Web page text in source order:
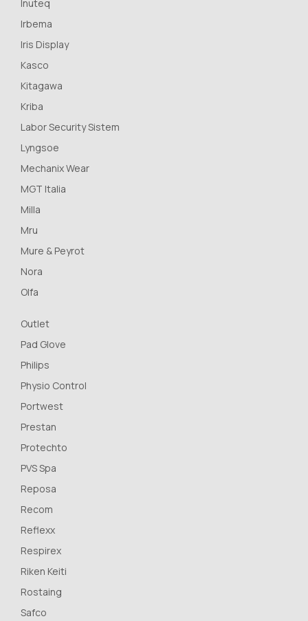
Inuteq
Irbema
Iris Display
Kasco
Kitagawa
Kriba
Labor Security Sistem
Lyngsoe
Mechanix Wear
MGT Italia
Milla
Mru
Mure & Peyrot
Nora
Olfa
Outlet
Pad Glove
Philips
Physio Control
Portwest
Prestan
Protechto
PVS Spa
Reposa
Recom
Reflexx
Respirex
Riken Keiti
Rostaing
Safco